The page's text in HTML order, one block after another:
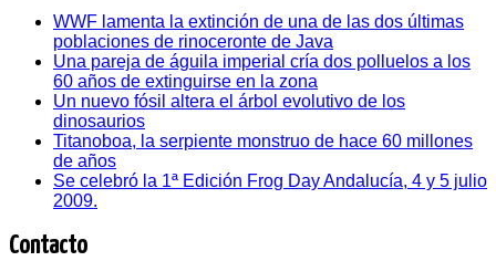
WWF lamenta la extinción de una de las dos últimas
poblaciones de rinoceronte de Java
Una pareja de águila imperial cría dos polluelos a los
60 años de extinguirse en la zona
Un nuevo fósil altera el árbol evolutivo de los
dinosaurios
Titanoboa, la serpiente monstruo de hace 60 millones
de años
Se celebró la 1ª Edición Frog Day Andalucía, 4 y 5 julio
2009.
Contacto